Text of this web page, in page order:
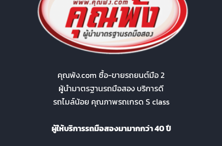
คุณพ้ง.com ซื้อ-ขายรถยนต์มือ 2
ผู้นำมาตรฐานรถมือสอง บริการดี
รถไมล์น้อย คุณภาพรถเกรด S class
ผู้ให้บริการรถมือสองมามากกว่า 40 ปี